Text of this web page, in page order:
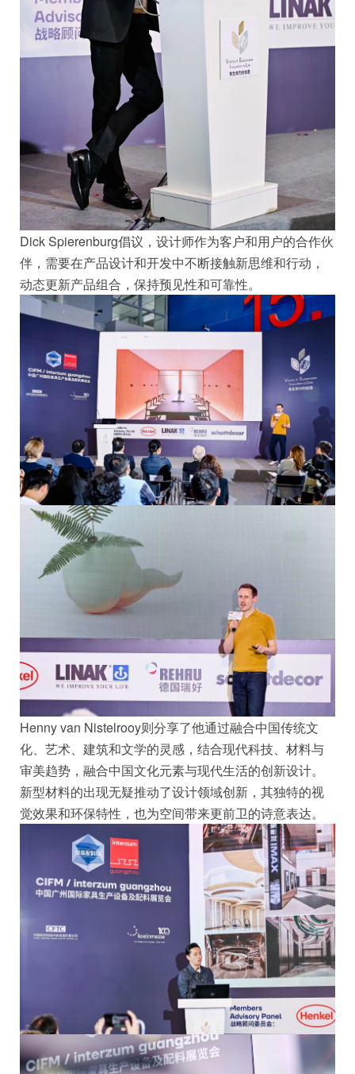
Dick Spierenburg倡议，设计师作为客户和用户的合作伙
伴，需要在产品设计和开发中不断接触新思维和行动，
动态更新产品组合，保持预见性和可靠性。
Henny van Nistelrooy则分享了他通过融合中国传统文
化、艺术、建筑和文学的灵感，结合现代科技、材料与
审美趋势，融合中国文化元素与现代生活的创新设计。
新型材料的出现无疑推动了设计领域创新，其独特的视
觉效果和环保特性，也为空间带来更前卫的诗意表达。